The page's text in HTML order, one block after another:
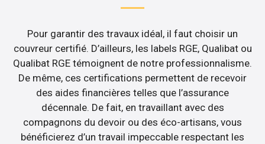
Pour garantir des travaux idéal, il faut choisir un
couvreur certifié. D’ailleurs, les labels RGE, Qualibat ou
Qualibat RGE témoignent de notre professionnalisme.
De même, ces certifications permettent de recevoir
des aides financières telles que l’assurance
décennale. De fait, en travaillant avec des
compagnons du devoir ou des éco-artisans, vous
bénéficierez d’un travail impeccable respectant les